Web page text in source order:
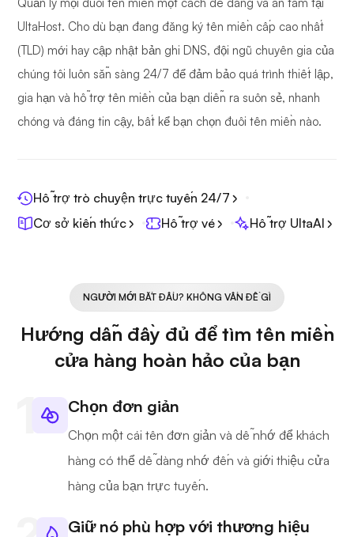
Quản lý mọi đuôi tên miền một cách dễ dàng và an tâm tại
UltaHost. Cho dù bạn đang đăng ký tên miền cấp cao nhất
(TLD) mới hay cập nhật bản ghi DNS, đội ngũ chuyên gia của
chúng tôi luôn sẵn sàng 24/7 để đảm bảo quá trình thiết lập,
gia hạn và hỗ trợ tên miền của bạn diễn ra suôn sẻ, nhanh
chóng và đáng tin cậy, bất kể bạn chọn đuôi tên miền nào.
Hỗ trợ trò chuyện trực tuyến 24/7
Cơ sở kiến thức
Hỗ trợ vé Hỗ trợ UltaAI
NGƯỜI MỚI BẮT ĐẦU? KHÔNG VẤN ĐỀ GÌ
Hướng dẫn đầy đủ để tìm tên miền
cửa hàng hoàn hảo của bạn
Chọn đơn giản
Chọn một cái tên đơn giản và dễ nhớ để khách
hàng có thể dễ dàng nhớ đến và giới thiệu cửa
hàng của bạn trực tuyến.
Giữ nó phù hợp với thương hiệu